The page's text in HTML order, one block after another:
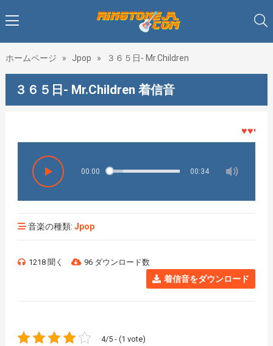
ホームページ » Jpop » ３６５日- Mr.Children
３６５日- Mr.Children 着信音
♥♥♥着メ
00:00 00:34
音楽の種類: Jpop
1218 聞く 96 ダウンロード数
着信音をダウンロード
4/5 - (1 vote)